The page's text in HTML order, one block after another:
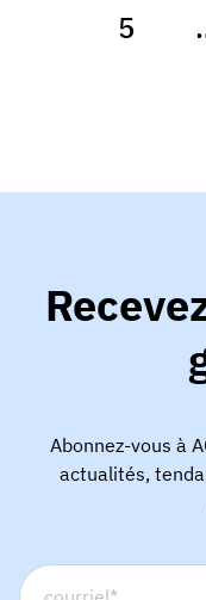
5
Abonnez-vous à
actualités,